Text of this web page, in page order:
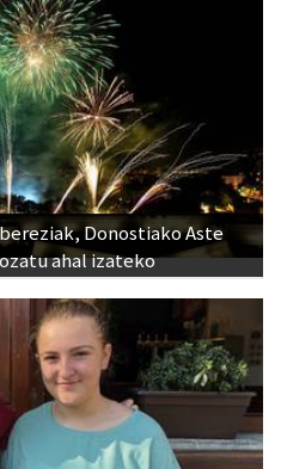
Donostiako Aste
ahal izateko